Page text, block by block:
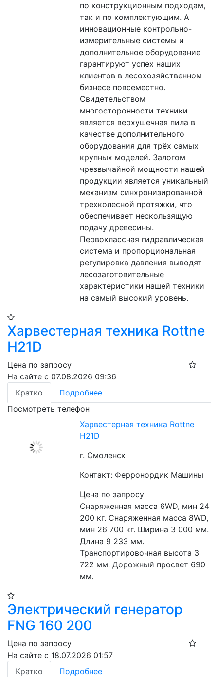
по конструкционным подходам,
так и по комплектующим. А
инновационные контрольно-
измерительные системы и
дополнительное оборудование
гарантируют успех наших
клиентов в лесохозяйственном
бизнесе повсеместно.
Свидетельством
многосторонности техники
является верхушечная пила в
качестве дополнительного
оборудования для трёх самых
крупных моделей. Залогом
чрезвычайной мощности нашей
продукции является уникальный
механизм синхронизированной
трехколесной протяжки, что
обеспечивает нескользящую
подачу древесины.
Первоклассная гидравлическая
система и пропорциональная
регулировка давления выводят
лесозаготовительные
характеристики нашей техники
на самый высокий уровень.
Харвестерная техника Rottne
H21D
Цена по запросу
На сайте с 07.08.2026 09:36
Кратко
Подробнее
Посмотреть телефон
Харвестерная техника Rottne
H21D
г. Смоленск
Контакт: Ферронордик Машины
Цена по запросу
Снаряженная масса 6WD, мин 24
200 кг. Снаряженная масса 8WD,
мин 26 700 кг. Ширина 3 000 мм.
Длина 9 233 мм.
Транспортировочная высота 3
722 мм. Дорожный просвет 690
мм.
Электрический генератор
FNG 160 200
Цена по запросу
На сайте с 18.07.2026 01:57
Кратко
Подробнее